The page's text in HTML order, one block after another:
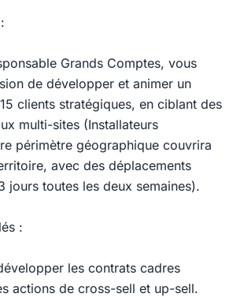
Grands Comptes, vous
de développer et animer un
clients stratégiques, en ciblant des
multi-sites (Installateurs
périmètre géographique couvrira
avec des déplacements
jours toutes les deux semaines).
:
les contrats cadres
actions de cross-sell et up-sell.